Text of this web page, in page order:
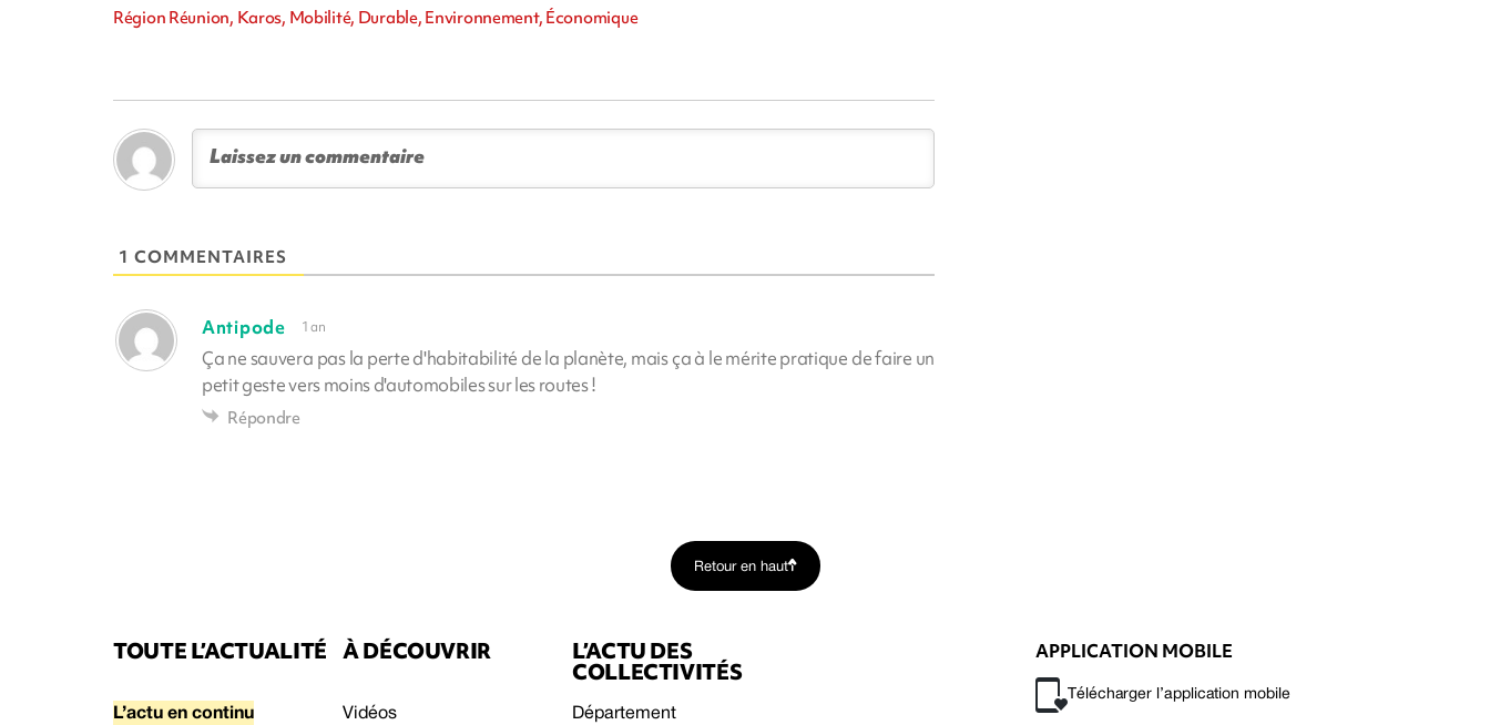
Région Réunion, Karos, Mobilité, Durable, Environnement, Économique
1 COMMENTAIRES
Antipode 1 an
Ça ne sauvera pas la perte d'habitabilité de la planète, mais ça à le mérite pratique de faire un
petit geste vers moins d'automobiles sur les routes !
Répondre
Retour en haut
TOUTE L’ACTUALITÉ
L’actu en continu
À DÉCOUVRIR
Vidéos
L’ACTU DES
COLLECTIVITÉS
Département
APPLICATION MOBILE
Télécharger l’application mobile